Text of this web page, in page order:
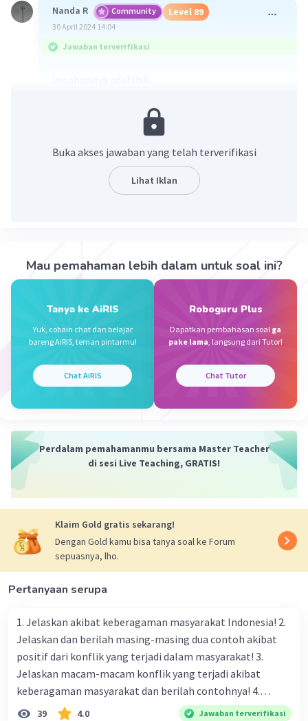
Nanda R Community Level 89
30 April 2024 14:04
Jawaban terverifikasi
Beri Rating
Iklan
Community Level 92
1 + 2 + 3 = 6
Buka akses jawaban yang telah terverifikasi
Lihat Iklan
Mau pemahaman lebih dalam untuk soal ini?
Tanya ke AiRIS
Yuk, cobain chat dan belajar
bareng AiRIS, teman pintarmu!
Chat AiRIS
Roboguru Plus
Dapatkan pembahasan soal ga
pake lama, langsung dari Tutor!
Chat Tutor
Perdalam pemahamanmu bersama Master Teacher
di sesi Live Teaching, GRATIS!
Klaim Gold gratis sekarang!
Dengan Gold kamu bisa tanya soal ke Forum
sepuasnya, lho.
Pertanyaan serupa
1. Jelaskan akibat keberagaman masyarakat Indonesia! 2.
Jelaskan dan berilah masing-masing dua contoh akibat
positif dari konflik yang terjadi dalam masyarakat! 3.
Jelaskan macam-macam konflik yang terjadi akibat
keberagaman masyarakat dan berilah contohnya! 4.
Mengapa dalam masyarakat yang memiliki keberagaman
39 4.0 Jawaban terverifikasi